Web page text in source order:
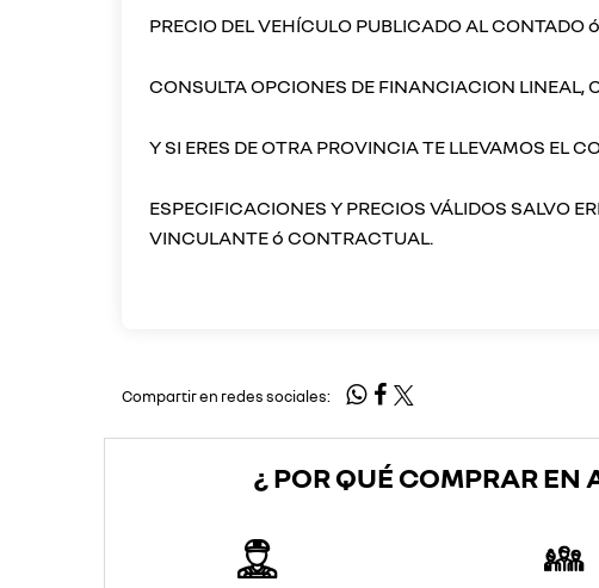
PRECIO DEL VEHÍCULO PUBLICADO AL CONTADO
CONSULTA OPCIONES DE FINANCIACION LINEAL,
Y SI ERES DE OTRA PROVINCIA TE LLEVAMOS EL
ESPECIFICACIONES Y PRECIOS VÁLIDOS SALVO
VINCULANTE ó CONTRACTUAL.
Compartir en redes sociales:
¿ POR QUÉ COMPRAR EN